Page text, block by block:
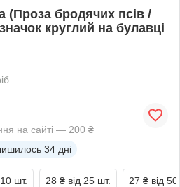
(Проза бродячих псів /
круглий на булавці
на сайті — 200 ₴
34 дні
10 шт. 28 ₴ від 25 шт. 27 ₴ від